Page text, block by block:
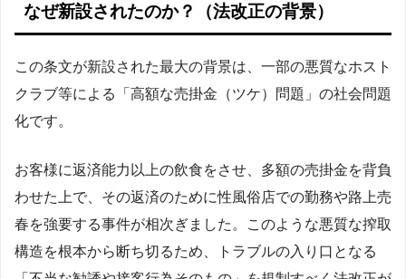
なぜ新設されたのか？（法改正の背景）
この条文が新設された最大の背景は、一部の悪質なホスト
クラブ等による「高額な売掛金（ツケ）問題」の社会問題
化です。
お客様に返済能力以上の飲食をさせ、多額の売掛金を背負
わせた上で、その返済のために性風俗店での勤務や路上売
春を強要する事件が相次ぎました。このような悪質な搾取
構造を根本から断ち切るため、トラブルの入り口となる